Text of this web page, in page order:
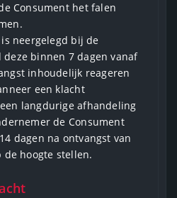
Consument het falen
neergelegd bij de
binnen 7 dagen vanaf
inhoudelijk reageren
een klacht
langdurige afhandeling
de Consument
dagen na ontvangst van
de hoogte stellen.